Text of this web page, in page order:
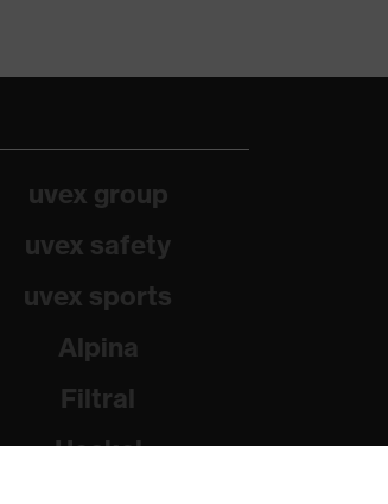
uvex group
uvex safety
uvex sports
Alpina
Filtral
Heckel